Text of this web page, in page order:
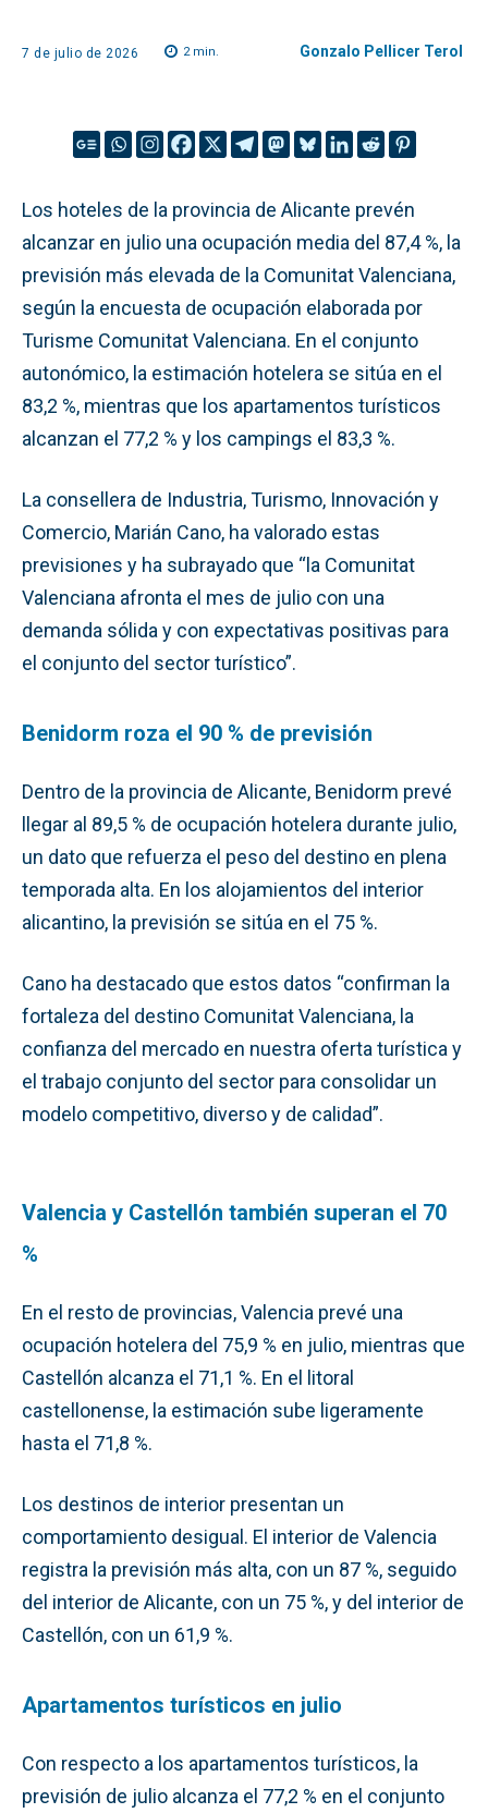
7 de julio de 2026 2min. Gonzalo Pellicer Terol
Los hoteles de la provincia de Alicante prevén
alcanzar en julio una ocupación media del 87,4 %, la
previsión más elevada de la Comunitat Valenciana,
según la encuesta de ocupación elaborada por
Turisme Comunitat Valenciana. En el conjunto
autonómico, la estimación hotelera se sitúa en el
83,2 %, mientras que los apartamentos turísticos
alcanzan el 77,2 % y los campings el 83,3 %.
La consellera de Industria, Turismo, Innovación y
Comercio, Marián Cano, ha valorado estas
previsiones y ha subrayado que “la Comunitat
Valenciana afronta el mes de julio con una
demanda sólida y con expectativas positivas para
el conjunto del sector turístico”.
Benidorm roza el 90 % de previsión
Dentro de la provincia de Alicante, Benidorm prevé
llegar al 89,5 % de ocupación hotelera durante julio,
un dato que refuerza el peso del destino en plena
temporada alta. En los alojamientos del interior
alicantino, la previsión se sitúa en el 75 %.
Cano ha destacado que estos datos “confirman la
fortaleza del destino Comunitat Valenciana, la
confianza del mercado en nuestra oferta turística y
el trabajo conjunto del sector para consolidar un
modelo competitivo, diverso y de calidad”.
Valencia y Castellón también superan el 70
%
En el resto de provincias, Valencia prevé una
ocupación hotelera del 75,9 % en julio, mientras que
Castellón alcanza el 71,1 %. En el litoral
castellonense, la estimación sube ligeramente
hasta el 71,8 %.
Los destinos de interior presentan un
comportamiento desigual. El interior de Valencia
registra la previsión más alta, con un 87 %, seguido
del interior de Alicante, con un 75 %, y del interior de
Castellón, con un 61,9 %.
Apartamentos turísticos en julio
Con respecto a los apartamentos turísticos, la
previsión de julio alcanza el 77,2 % en el conjunto